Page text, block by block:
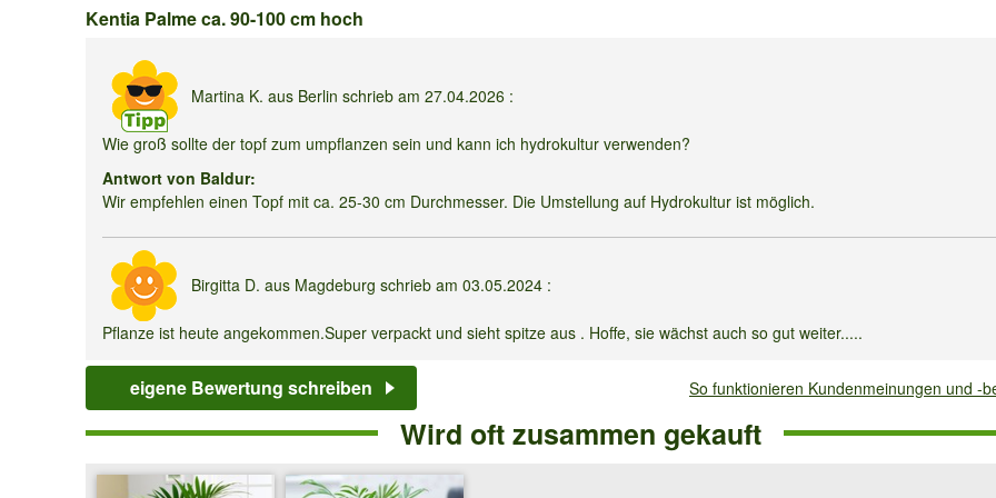
Kentia
ca.
90-
cm
Kentia Palme ca. 90-100 cm hoch
Martina K. aus Berlin schrieb am 27.04.2026 :
Wie groß sollte der topf zum umpflanzen sein und kann ich hydrokultur verwenden?
Antwort von Baldur:
Wir empfehlen einen Topf mit ca. 25-30 cm Durchmesser. Die Umstellung auf Hydrokultur ist möglich.
Birgitta D. aus Magdeburg schrieb am 03.05.2024 :
Pflanze ist heute angekommen.Super verpackt und sieht spitze aus . Hoffe, sie wächst auch so gut weiter.....
Helmut B.aus Bergisch schrieb am
eigene Bewertung schreiben So funktionieren Kundenmeinungen und -
Wird oft zusammen gekauft